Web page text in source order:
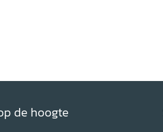
de hoogte